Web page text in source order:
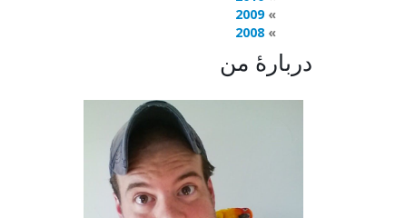
2009
2008
دربارهٔ من